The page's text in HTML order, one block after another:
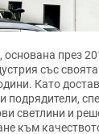
през
със
Като
подрядители,
светлини и
към